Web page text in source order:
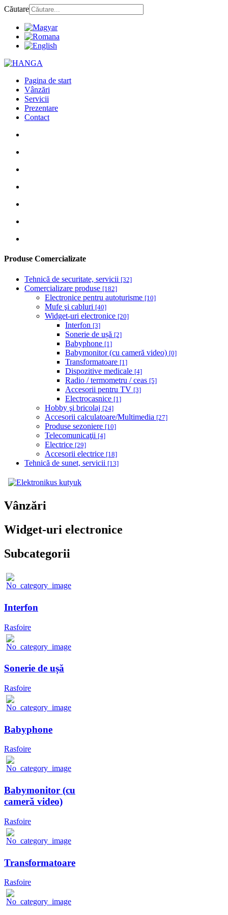
Căutare
Pagina de start
Vânzări
Servicii
Prezentare
Contact
Produse Comercializate
Tehnică de securitate, servicii [32]
Comercializare produse [182]
Electronice pentru autoturisme [10]
Mufe şi cabluri [40]
Widget-uri electronice [20]
Interfon [3]
Sonerie de ușă [2]
Babyphone [1]
Babymonitor (cu cameră video) [0]
Transformatoare [1]
Dispozitive medicale [4]
Radio / termometru / ceas [5]
Accesorii pentru TV [3]
Electrocasnice [1]
Hobby şi bricolaj [24]
Accesorii calculatoare/Multimedia [27]
Produse sezoniere [10]
Telecomunicaţii [4]
Electrice [29]
Accesorii electrice [18]
Tehnică de sunet, servicii [13]
Vânzări
Widget-uri electronice
Subcategorii
Interfon
Rasfoire
Sonerie de ușă
Rasfoire
Babyphone
Rasfoire
Babymonitor (cu
cameră video)
Rasfoire
Transformatoare
Rasfoire